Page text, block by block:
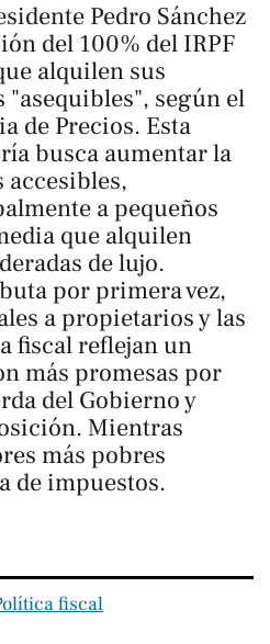
Pedro Sánchez
del 100% del IRPF
alquilen sus
según el
de Precios. Esta
busca aumentar la
accesibles,
a pequeños
que alquilen
de lujo.
por primera vez,
a propietarios y las
fiscal reflejan un
más promesas por
del Gobierno y
Mientras
más pobres
de impuestos.
fiscal